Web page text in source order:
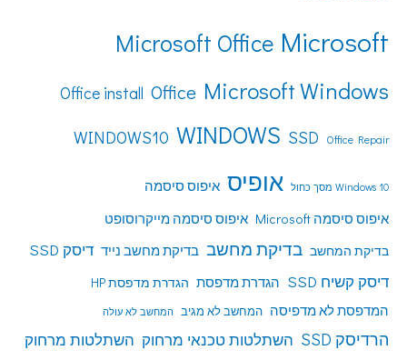
Microsoft
Microsoft Office
Microsoft Windows
Office
Office install
Office Repair
SSD
WINDOWS
WINDOWS10
Windows 10 מסך כחול אופיס איפוס סיסמה
איפוס סיסמה Microsoft
איפוס סיסמה מייקרוסופט
בדיקת המחשב בדיקת מחשב בדיקת מחשב נייד דיסק SSD
דיסק קשיח SSD
הגדרת מדפסת הגדרת מדפסת HP
המדפסת לא מדפיסה המחשב לא מגיב המחשב לא עולה
הרדיסק SSD השתלטות טכנאי מרחוק השתלטות מרחוק